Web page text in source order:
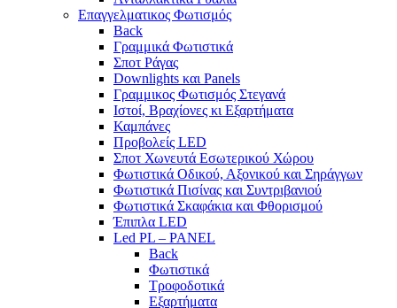
Επαγγελματικος Φωτισμός
Back
Γραμμικά Φωτιστικά
Σποτ Ράγας
Downlights και Panels
Γραμμικος Φωτισμός Στεγανά
Ιστοί, Βραχίονες κι Εξαρτήματα
Καμπάνες
Προβολείς LED
Σποτ Χωνευτά Εσωτερικού Χώρου
Φωτιστικά Οδικού, Αξονικού και Σηράγγων
Φωτιστικά Πισίνας και Συντριβανιού
Φωτιστικά Σκαφάκια και Φθορισμού
Έπιπλα LED
Led PL – PANEL
Back
Φωτιστικά
Τροφοδοτικά
Εξαρτήματα